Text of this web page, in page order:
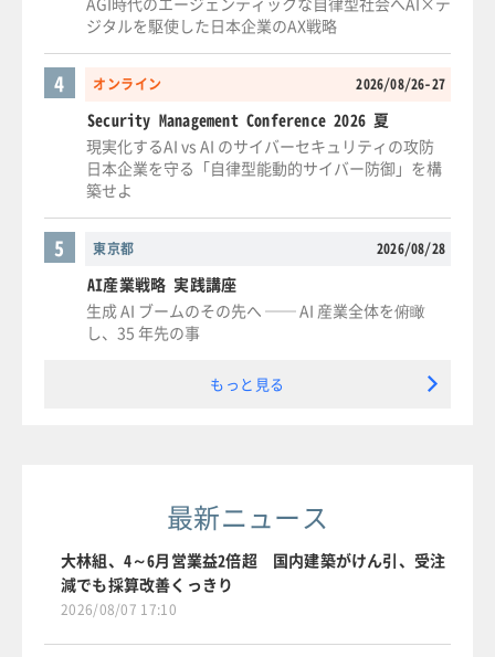
ジタルを駆使した日本企業のAX戦略
オンライン 2026/08/26-27
4
Security Management Conference 2026 夏
現実化するAI vs AI のサイバーセキュリティの攻防
日本企業を守る「自律型能動的サイバー防御」を構
築せよ
東京都 2026/08/28
5
AI産業戦略 実践講座
生成 AI ブームのその先へ ── AI 産業全体を俯瞰
し、35 年先の事
もっと見る
最新ニュース
大林組、4～6月営業益2倍超 国内建築がけん引、受注
減でも採算改善くっきり
2026/08/07 17:10